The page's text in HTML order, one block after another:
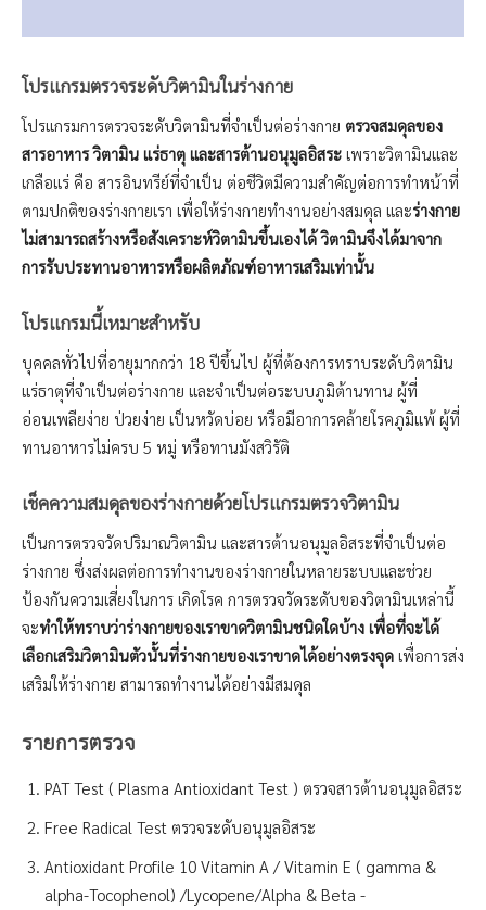
โปรแกรมตรวจระดับวิตามินในร่างกาย
โปรแกรมการตรวจระดับวิตามินที่จำเป็นต่อร่างกาย ตรวจสมดุลของ
สารอาหาร วิตามิน แร่ธาตุ และสารต้านอนุมูลอิสระ เพราะวิตามินและ
เกลือแร่ คือ สารอินทรีย์ที่จำเป็น ต่อชีวิตมีความสำคัญต่อการทำหน้าที่
ตามปกติของร่างกายเรา เพื่อให้ร่างกายทำงานอย่างสมดุล และร่างกาย
ไม่สามารถสร้างหรือสังเคราะห์วิตามินขึ้นเองได้ วิตามินจึงได้มาจาก
การรับประทานอาหารหรือผลิตภัณฑ์อาหารเสริมเท่านั้น
โปรแกรมนี้เหมาะสำหรับ
บุคคลทั่วไปที่อายุมากกว่า 18 ปีขึ้นไป ผู้ที่ต้องการทราบระดับวิตามิน
แร่ธาตุที่จำเป็นต่อร่างกาย และจำเป็นต่อระบบภูมิต้านทาน ผู้ที่
อ่อนเพลียง่าย ป่วยง่าย เป็นหวัดบ่อย หรือมีอาการคล้ายโรคภูมิแพ้ ผู้ที่
ทานอาหารไม่ครบ 5 หมู่ หรือทานมังสวิรัติ
เช็คความสมดุลของร่างกายด้วยโปรแกรมตรวจวิตามิน
เป็นการตรวจวัดปริมาณวิตามิน และสารต้านอนุมูลอิสระที่จำเป็นต่อ
ร่างกาย ซึ่งส่งผลต่อการทำงานของร่างกายในหลายระบบและช่วย
ป้องกันความเสี่ยงในการ เกิดโรค การตรวจวัดระดับของวิตามินเหล่านี้
จะทำให้ทราบว่าร่างกายของเราขาดวิตามินชนิดใดบ้าง เพื่อที่จะได้
เลือกเสริมวิตามินตัวนั้นที่ร่างกายของเราขาดได้อย่างตรงจุด เพื่อการส่ง
เสริมให้ร่างกาย สามารถทำงานได้อย่างมีสมดุล
รายการตรวจ
PAT Test ( Plasma Antioxidant Test ) ตรวจสารต้านอนุมูลอิสระ
Free Radical Test ตรวจระดับอนุมูลอิสระ
Antioxidant Profile 10 Vitamin A / Vitamin E ( gamma &
alpha-Tocophenol) /Lycopene/Alpha & Beta -